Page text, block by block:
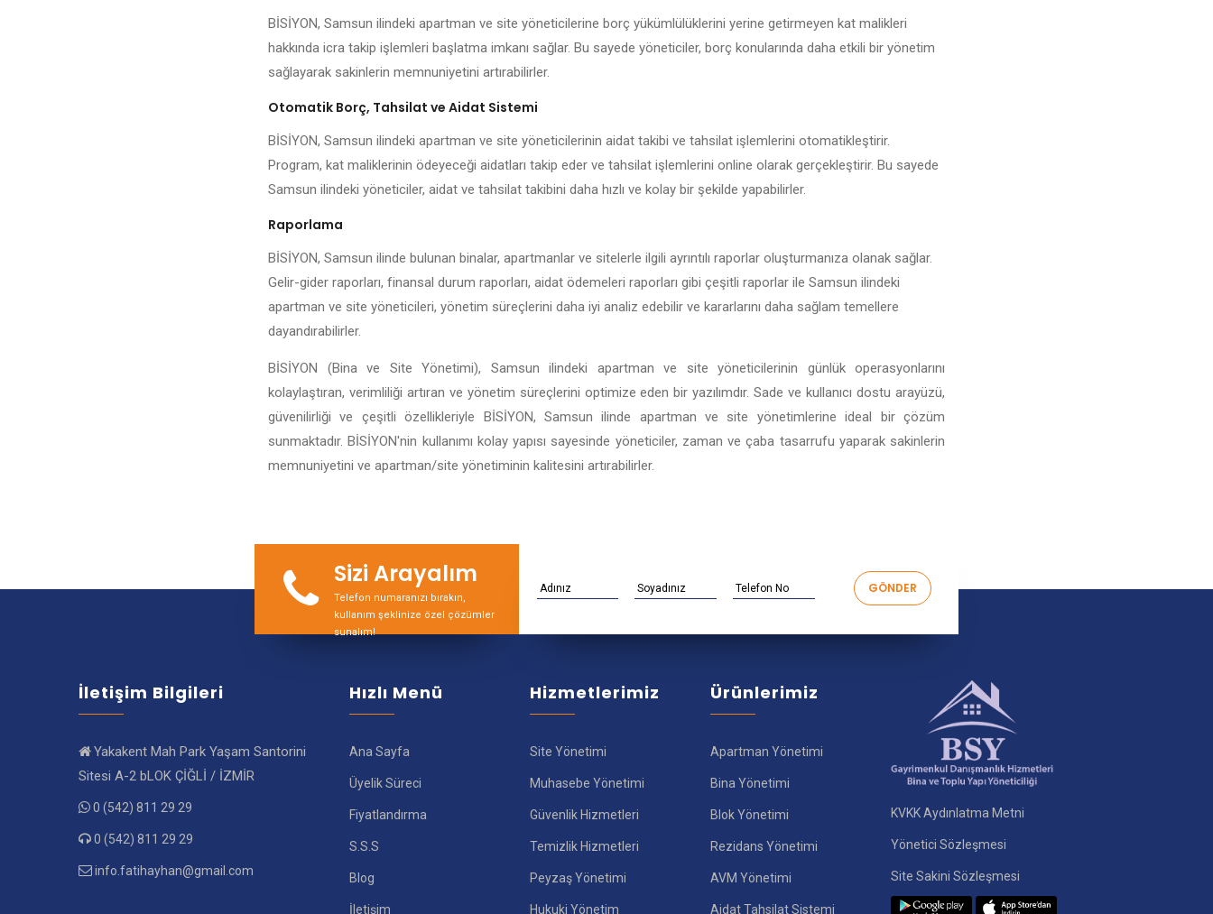
BİSİYON, Samsun ilindeki apartman ve site yöneticilerine borç yükümlülüklerini yerine getirmeyen kat malikleri
hakkında icra takip işlemleri başlatma imkanı sağlar. Bu sayede yöneticiler, borç konularında daha etkili bir yönetim
sağlayarak sakinlerin memnuniyetini artırabilirler.
Otomatik Borç, Tahsilat ve Aidat Sistemi
BİSİYON, Samsun ilindeki apartman ve site yöneticilerinin aidat takibi ve tahsilat işlemlerini otomatikleştirir.
Program, kat maliklerinin ödeyeceği aidatları takip eder ve tahsilat işlemlerini online olarak gerçekleştirir. Bu sayede
Samsun ilindeki yöneticiler, aidat ve tahsilat takibini daha hızlı ve kolay bir şekilde yapabilirler.
Raporlama
BİSİYON, Samsun ilinde bulunan binalar, apartmanlar ve sitelerle ilgili ayrıntılı raporlar oluşturmanıza olanak sağlar.
Gelir-gider raporları, finansal durum raporları, aidat ödemeleri raporları gibi çeşitli raporlar ile Samsun ilindeki
apartman ve site yöneticileri, yönetim süreçlerini daha iyi analiz edebilir ve kararlarını daha sağlam temellere
dayandırabilirler.
BİSİYON (Bina ve Site Yönetimi), Samsun ilindeki apartman ve site yöneticilerinin günlük operasyonlarını
kolaylaştıran, verimliliği artıran ve yönetim süreçlerini optimize eden bir yazılımdır. Sade ve kullanıcı dostu arayüzü,
güvenilirliği ve çeşitli özellikleriyle BİSİYON, Samsun ilinde apartman ve site yönetimlerine ideal bir çözüm
sunmaktadır. BİSİYON'nin kullanımı kolay yapısı sayesinde yöneticiler, zaman ve çaba tasarrufu yaparak sakinlerin
memnuniyetini ve apartman/site yönetiminin kalitesini artırabilirler.
Sizi Arayalım
Telefon numaranızı bırakın,
kullanım şeklinize özel çözümler
sunalım!
İletişim Bilgileri
Yakakent Mah Park Yaşam Santorini
Sitesi A-2 bLOK ÇİĞLİ / İZMİR
0 (542) 811 29 29
0 (542) 811 29 29
info.fatihayhan@gmail.com
Hızlı Menü
Ana Sayfa
Üyelik Süreci
Fiyatlandırma
S.S.S
Blog
İletişim
Hizmetlerimiz
Site Yönetimi
Muhasebe Yönetimi
Güvenlik Hizmetleri
Temizlik Hizmetleri
Peyzaş Yönetimi
Hukuki Yönetim
Ürünlerimiz
Apartman Yönetimi
Bina Yönetimi
Blok Yönetimi
Rezidans Yönetimi
AVM Yönetimi
Aidat Tahsilat Sistemi
KVKK Aydınlatma Metni
Yönetici Sözleşmesi
Site Sakini Sözleşmesi